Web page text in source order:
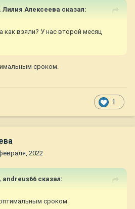
Лилия Алексеева сказал:
как взяли? У нас второй месяц
сроком.
1
2022
andreus66 сказал:
сроком.